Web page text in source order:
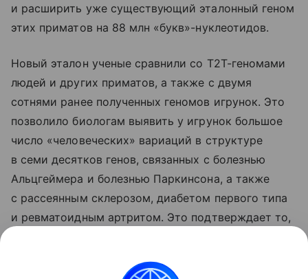
и расширить уже существующий эталонный геном
этих приматов на 88 млн «букв»-нуклеотидов.
Новый эталон ученые сравнили со T2T-геномами
людей и других приматов, а также с двумя
сотнями ранее полученных геномов игрунок. Это
позволило биологам выявить у игрунок большое
число «человеческих» вариаций в структуре
в семи десятков генов, связанных с болезнью
Альцгеймера и болезнью Паркинсона, а также
с рассеянным склерозом, диабетом первого типа
и ревматоидным артритом. Это подтверждает то,
заболеваний, подытожили ученые.